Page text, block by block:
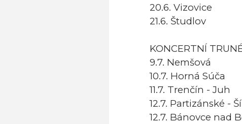
20.6. Vizovice
21.6. Študlov
KONCERTNÍ
9.7. Nemšová
10.7. Horná Súča
11.7. Trenčín - Juh
12.7. Partizánské -
12.7. Bánovce nad